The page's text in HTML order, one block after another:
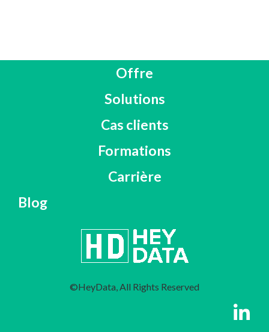
Offre
Solutions
Cas clients
Formations
Carrière
Blog
©HeyData, All Rights Reserved